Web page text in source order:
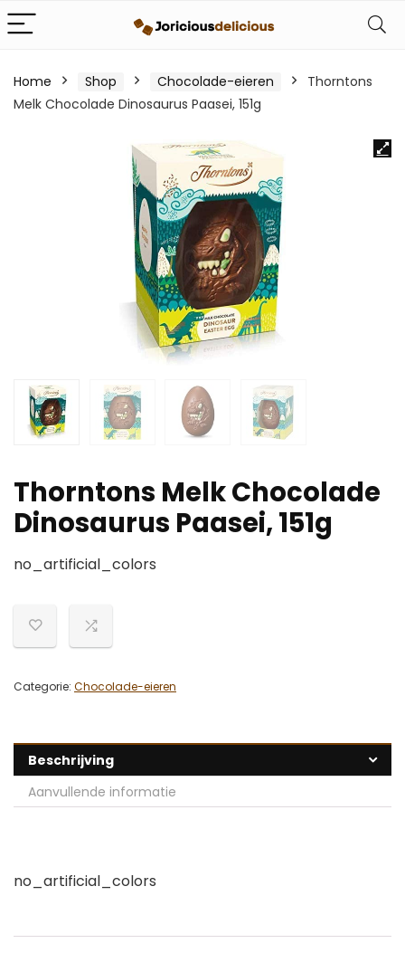
Home Shop Chocolade-eieren
Thorntons
Melk Chocolade Dinosaurus Paasei, 151g
Thorntons Melk Chocolade
Dinosaurus Paasei, 151g
no_artificial_colors
Categorie: Chocolade-eieren
Beschrijving
Aanvullende informatie
no_artificial_colors